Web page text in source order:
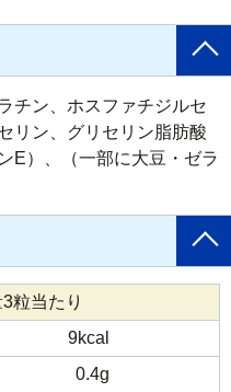
チン、ホスファチジルセ
リン、グリセリン脂肪酸
E）、（一部に大豆・ゼラ
粒当たり
9kcal
0.4g